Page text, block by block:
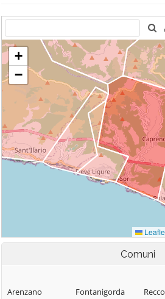
Comuni
Arenzano
Fontanigorda
Recco